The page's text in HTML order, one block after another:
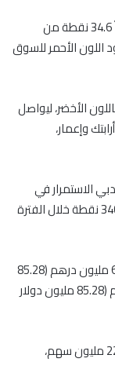
وأغلق المؤشر العام متراجعاً بنسبة 1.05%، فاقداً 34.6 نقطة من
3255.14 نقطة، ليعود اللون الأحمر للسوق
الأخضر، ليواصل
وإعمار،
الاستمرار في
الارتفاع خلال جلسة الاثنين؛ ليستهدف مستوى 3400 نقطة خلال الفترة
وشهدت جلسة الاثنين تراجع قيم التداول إلى 68.55 مليون درهم (85.28
مليون دولار أمريكي)، مقابل 313.24 مليون درهم (85.28 مليون دولار
كما تراجعت كميات التداول عند الإغلاق إلى 225.44 مليون سهم،